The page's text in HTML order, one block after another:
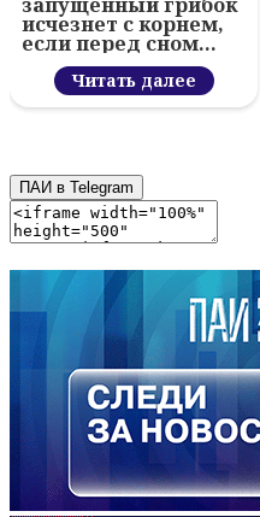
запущенный грибок
исчезнет с корнем,
если перед сном…
Читать далее
ПАИ в Telegram